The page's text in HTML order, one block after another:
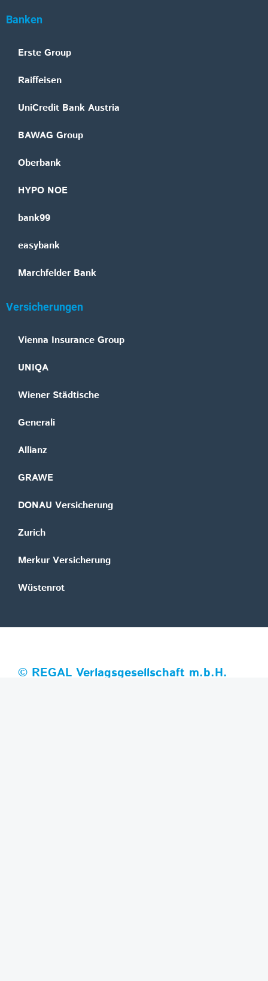
Banken
Erste Group
Raiffeisen
UniCredit Bank Austria
BAWAG Group
Oberbank
HYPO NOE
bank99
easybank
Marchfelder Bank
Versicherungen
Vienna Insurance Group
UNIQA
Wiener Städtische
Generali
Allianz
GRAWE
DONAU Versicherung
Zurich
Merkur Versicherung
Wüstenrot
© REGAL Verlagsgesellschaft m.b.H.